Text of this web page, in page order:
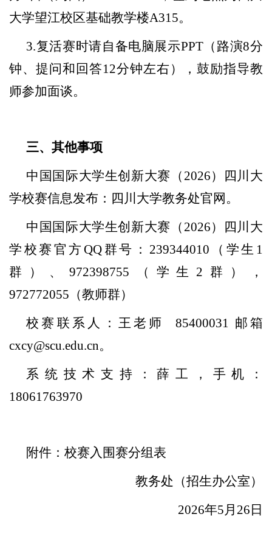
大学望江校区基础教学楼A315。
3.复活赛时请自备电脑展示PPT（路演8分
钟、提问和回答12分钟左右），鼓励指导教
师参加面谈。
三、其他事项
中国国际大学生创新大赛（ 2026）四川大
学校赛信息发布：四川大学教务处官网。
中国国际大学生创新大赛（ 2026）四川大
学校赛官方QQ群号：239344010（学生1
群）、972398755（学生2群），
972772055（教师群）
校赛联系人：王老师
85400031 邮箱
cxcy@scu.edu.cn。
系统技术支持：薛工，手机：
18061763970
附件：校赛入围赛分组表
教务处（招生办公室）
2026年5月26日